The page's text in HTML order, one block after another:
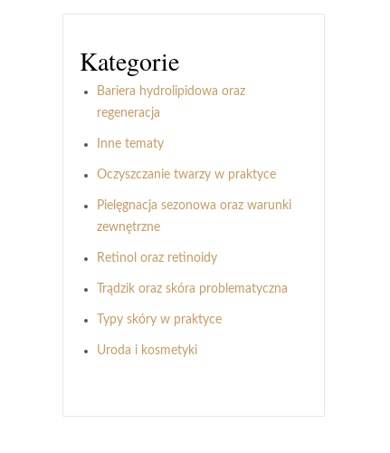
Kategorie
Bariera hydrolipidowa oraz
regeneracja
Inne tematy
Oczyszczanie twarzy w praktyce
Pielęgnacja sezonowa oraz warunki
zewnętrzne
Retinol oraz retinoidy
Trądzik oraz skóra problematyczna
Typy skóry w praktyce
Uroda i kosmetyki